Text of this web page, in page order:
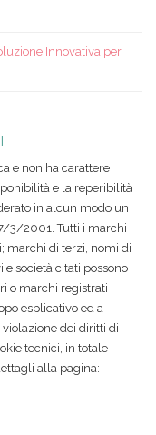
Innovativa per
e non ha carattere
e la reperibilità
in alcun modo un
3/2001. Tutti i marchi
marchi di terzi, nomi di
società citati possono
o marchi registrati
esplicativo ed a
dei diritti di
tecnici, in totale
alla pagina: